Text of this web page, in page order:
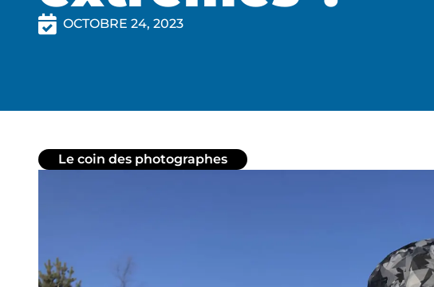
OCTOBRE 24, 2023
Le coin des photographes